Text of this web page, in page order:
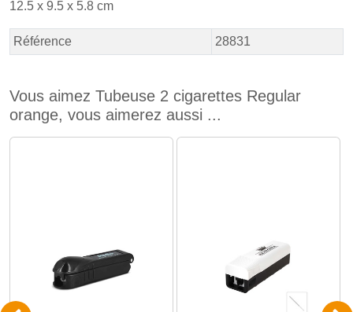
12.5 x 9.5 x 5.8 cm
Référence 28831
Vous aimez Tubeuse 2 cigarettes Regular
orange, vous aimerez aussi ...